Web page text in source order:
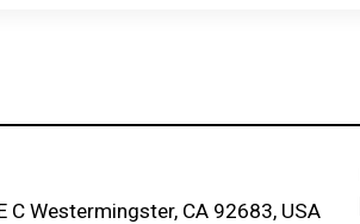
C Westermingster, CA 92683, USA